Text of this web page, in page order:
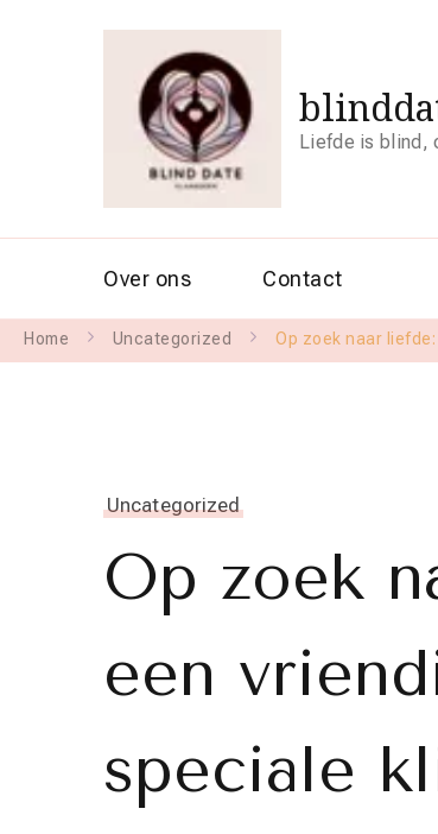
Liefde is blind,
Over ons Contact
Home Uncategorized Op zoek naar
Uncategorized
Op zoek
een
speciale